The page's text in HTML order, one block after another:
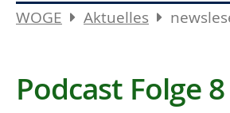
WOGE Aktuelles
Podcast Folge